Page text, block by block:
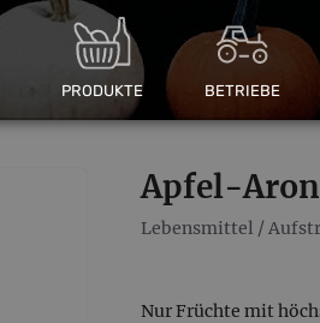
PRODUKTE BETRIEBE
Apfel-
Lebensmittel /
Nur Früchte mit